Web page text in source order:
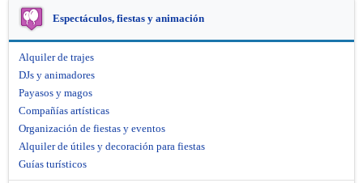
Espectáculos, fiestas y animación
Alquiler de trajes
DJs y animadores
Payasos y magos
Compañías artísticas
Organización de fiestas y eventos
Alquiler de útiles y decoración para fiestas
Guías turísticos